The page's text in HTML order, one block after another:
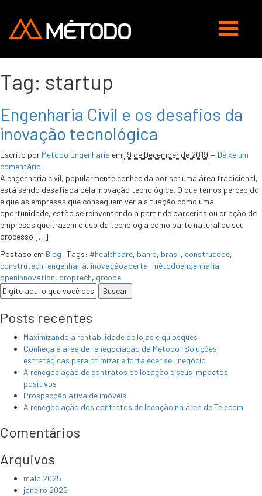
Abrir
Tag: startup
Engenharia Civil e os desafios da
inovação tecnológica
Escrito por Metodo Engenharia em 19 de December de 2019 — Deixe um
comentário
A engenharia civil, popularmente conhecida por ser uma área tradicional,
está sendo desafiada pela inovação tecnológica. O que temos percebido
é que as empresas que conseguem ver a situação como uma
oportunidade, estão se reinventando a partir de parcerias ou criação de
empresas que trazem o uso da tecnologia como parte natural de seu
processo […]
Postado em Blog | Tags: #healthcare, banib, brasil, construcode,
construtech, engenharia, inovaçãoaberta, métodoengenharia,
openinnovation, proptech, qrcode
Posts recentes
Maximizando a rentabilidade de lojas e quiosques
Conheça a área de renegociação da Método: Soluções
estratégicas para otimizar e fortalecer seu negócio
A renegociação de contratos de locação e seus impactos
positivos
Prospecção ativa de imóveis
A renegociação dos contratos de locação na área de Telecom
Comentários
Arquivos
maio 2025
janeiro 2025